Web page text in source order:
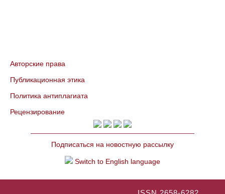
Авторские права
Публикационная этика
Политика антиплагиата
Рецензирование
Подписаться на новостную рассылку
Switch to English language